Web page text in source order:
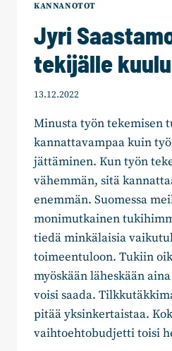
KANNANOTOT
Jyri
tekijälle
13.12.2022
Minusta työn tekemisen
kannattavampaa kuin
jättäminen. Kun työn
vähemmän, sitä
enemmän. Suomessa
monimutkainen
tiedä minkälaisia
toimeentuloon. Tukiin
myöskään läheskään
voisi saada.
pitää yksinkertaistaa.
vaihtoehtobudjetti toisi